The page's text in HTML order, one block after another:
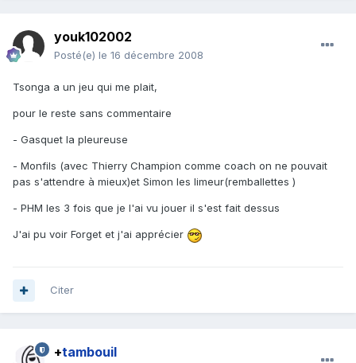
youk102002
Posté(e) le 16 décembre 2008
Tsonga a un jeu qui me plait,
pour le reste sans commentaire
- Gasquet la pleureuse
- Monfils (avec Thierry Champion comme coach on ne pouvait
pas s'attendre à mieux)et Simon les limeur(remballettes )
- PHM les 3 fois que je l'ai vu jouer il s'est fait dessus
J'ai pu voir Forget et j'ai apprécier
Citer
+tambouil